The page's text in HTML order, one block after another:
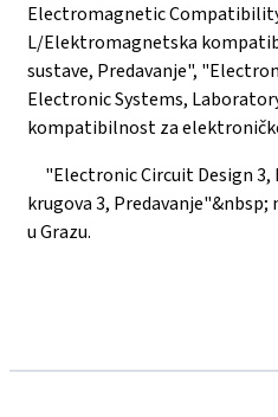
Electromagnetic
L/Elektromagnetska
sustave, Predavanje",
Electronic Systems,
kompatibilnost za
"Electronic Circuit Design 3,
krugova 3,
u Grazu.